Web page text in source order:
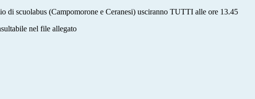
di scuolabus (Campomorone e Ceranesi) usciranno TUTTI alle ore 13.45
nel file allegato